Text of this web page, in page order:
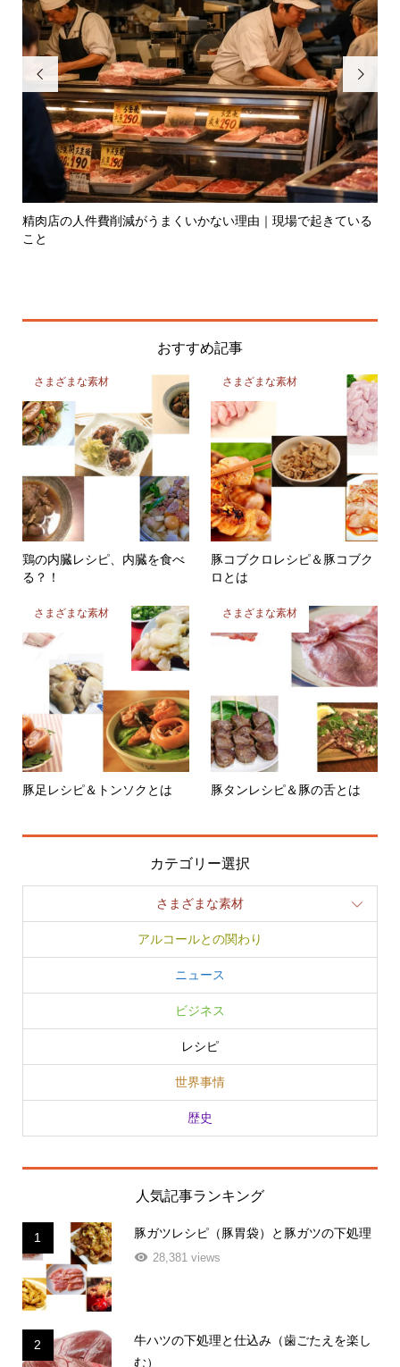

昔はなぜ肉屋は儲かったのか

鶏の内臓レシピ、内臓を食べ
る？！
豚コブクロレシピ＆豚コブク
ロとは
豚足レシピ＆トンソクとは 豚タンレシピ＆豚の舌とは
さまざまな素材
アルコールとの関わり
ニュース
ビジネス
レシピ
世界事情
歴史
1
28,381 views
2
む）